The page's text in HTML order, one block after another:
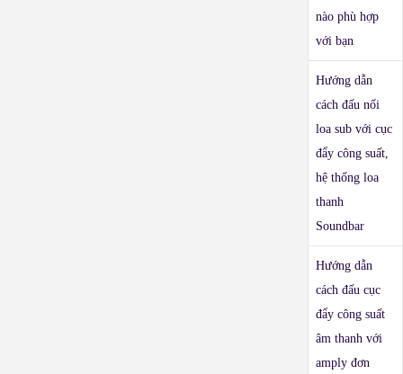
nào phù hợp
với bạn
Hướng dẫn
cách đấu nối
loa sub với cục
đẩy công suất,
hệ thống loa
thanh
Soundbar
Hướng dẫn
cách đấu cục
đẩy công suất
âm thanh với
amply đơn